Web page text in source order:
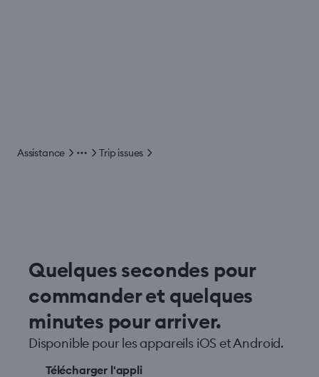
Assistance Trip issues
Quelques secondes pour
commander et quelques
minutes pour arriver.
Disponible pour les appareils iOS et Android.
Télécharger l'appli